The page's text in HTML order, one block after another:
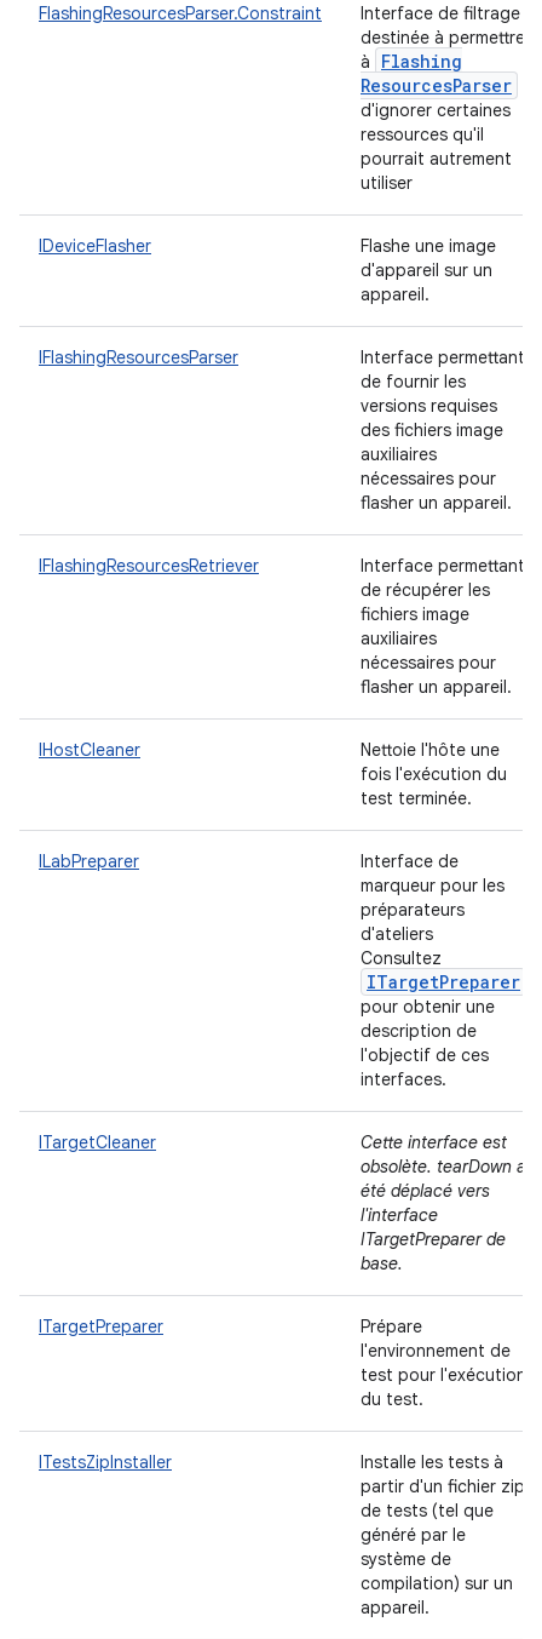
FlashingResourcesParser.Constraint
Interface de filtrage
destinée à permettre
à
Flashing
ResourcesParser
d'ignorer certaines
ressources qu'il
pourrait autrement
utiliser
IDeviceFlasher
Flashe une image
d'appareil sur un
appareil.
IFlashingResourcesParser
Interface permettant
de fournir les
versions requises
des fichiers image
auxiliaires
nécessaires pour
flasher un appareil.
IFlashingResourcesRetriever
Interface permettant
de récupérer les
fichiers image
auxiliaires
nécessaires pour
flasher un appareil.
IHostCleaner
Nettoie l'hôte une
fois l'exécution du
test terminée.
ILabPreparer
Interface de
marqueur pour les
préparateurs
d'ateliers
Consultez
ITargetPreparer
pour obtenir une
description de
l'objectif de ces
interfaces.
ITargetCleaner
Cette interface est
obsolète. tearDown a
été déplacé vers
l'interface
ITargetPreparer de
base.
ITargetPreparer
Prépare
l'environnement de
test pour l'exécution
du test.
ITestsZipInstaller
Installe les tests à
partir d'un fichier zip
de tests (tel que
généré par le
système de
compilation) sur un
appareil.